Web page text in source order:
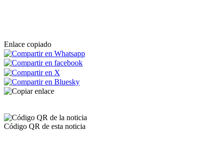
Enlace copiado
Código QR de esta noticia